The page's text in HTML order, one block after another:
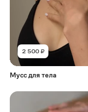
2 500 ₽
Мусс для тела